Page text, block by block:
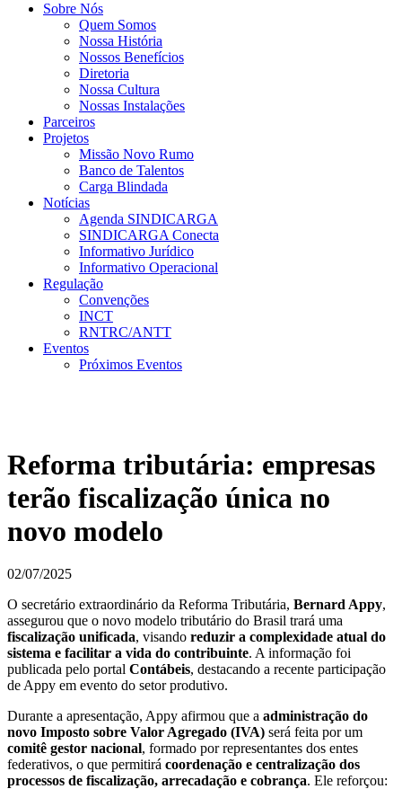
Sobre Nós
Quem Somos
Nossa História
Nossos Benefícios
Diretoria
Nossa Cultura
Nossas Instalações
Parceiros
Projetos
Missão Novo Rumo
Banco de Talentos
Carga Blindada
Notícias
Agenda SINDICARGA
SINDICARGA Conecta
Informativo Jurídico
Informativo Operacional
Regulação
Convenções
INCT
RNTRC/ANTT
Eventos
Próximos Eventos
Reforma tributária: empresas
terão fiscalização única no
novo modelo
02/07/2025
O secretário extraordinário da Reforma Tributária, Bernard Appy,
assegurou que o novo modelo tributário do Brasil trará uma
fiscalização unificada, visando reduzir a complexidade atual do
sistema e facilitar a vida do contribuinte. A informação foi
publicada pelo portal Contábeis, destacando a recente participação
de Appy em evento do setor produtivo.
Durante a apresentação, Appy afirmou que a administração do
novo Imposto sobre Valor Agregado (IVA) será feita por um
comitê gestor nacional, formado por representantes dos entes
federativos, o que permitirá coordenação e centralização dos
processos de fiscalização, arrecadação e cobrança. Ele reforçou: